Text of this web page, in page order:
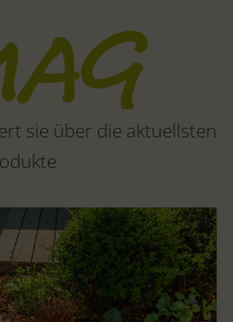
sie über die aktuellsten